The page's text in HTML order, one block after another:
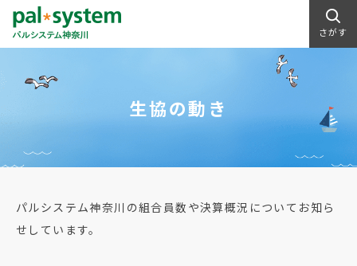
さがす
生協の動き
パルシステム神奈川の組合員数や決算概況についてお知ら
せしています。